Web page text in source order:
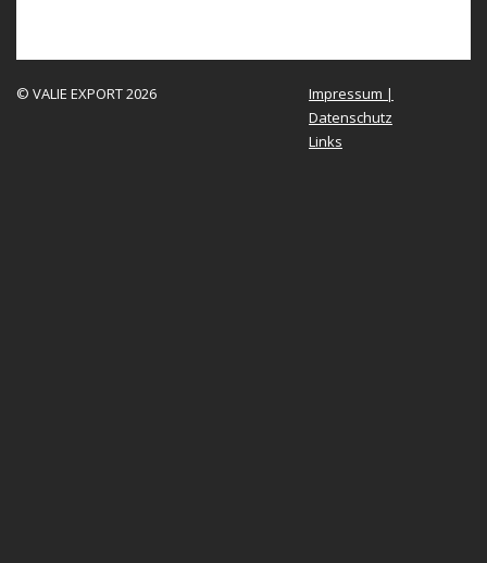
© VALIE EXPORT 2026
Impressum |
Datenschutz
Links